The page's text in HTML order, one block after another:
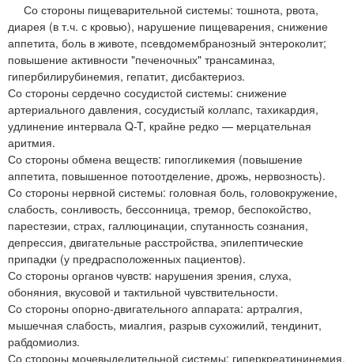
Со стороны пищеварительной системы: тошнота, рвота,
диарея (в т.ч. с кровью), нарушение пищеварения, снижение
аппетита, боль в животе, псевдомембранозный энтероколит;
повышение активности "печеночных" трансаминаз,
гипербилирубинемия, гепатит, дисбактериоз.
Со стороны сердечно сосудистой системы: снижение
артериального давления, сосудистый коллапс, тахикардия,
удлинение интервала Q-T, крайне редко — мерцательная
аритмия.
Со стороны обмена веществ: гипогликемия (повышение
аппетита, повышенное потоотделение, дрожь, нервозность).
Со стороны нервной системы: головная боль, головокружение,
слабость, сонливость, бессонница, тремор, беспокойство,
парестезии, страх, галлюцинации, спутанность сознания,
депрессия, двигательные расстройства, эпилептические
припадки (у предрасположенных пациентов).
Со стороны органов чувств: нарушения зрения, слуха,
обоняния, вкусовой и тактильной чувствительности.
Со стороны опорно-двигательного аппарата: артралгия,
мышечная слабость, миалгия, разрыв сухожилий, тендинит,
рабдомиолиз.
Со стороны мочевыделительной системы: гиперкреатининемия,